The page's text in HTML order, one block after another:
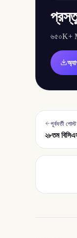
৬৫০K+
পূর্ববর্তী পোস্ট
২৮তম